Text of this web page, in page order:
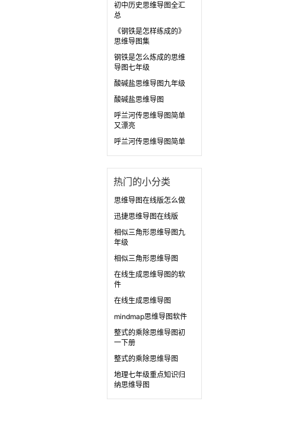
初中历史思维导图全汇
总
《钢铁是怎样练成的》
思维导图集
钢铁是怎么炼成的思维
导图七年级
酸碱盐思维导图九年级
酸碱盐思维导图
呼兰河传思维导图简单
又漂亮
呼兰河传思维导图简单
热门的小分类
思维导图在线版怎么做
迅捷思维导图在线版
相似三角形思维导图九
年级
相似三角形思维导图
在线生成思维导图的软
件
在线生成思维导图
mindmap思维导图软件
整式的乘除思维导图初
一下册
整式的乘除思维导图
地理七年级重点知识归
纳思维导图